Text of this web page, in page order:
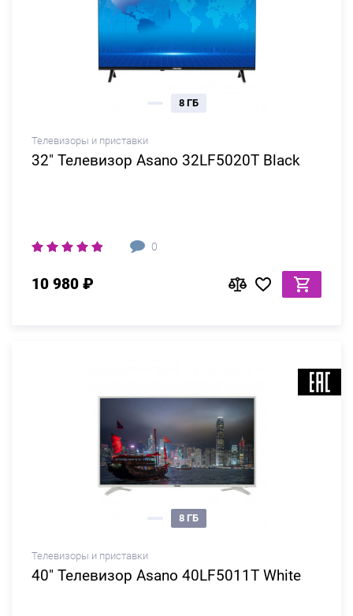
Телевизоры и приставки
32" Телевизор Asano 32LF5020T Black
0
8 ГБ
10 980 ₽
Телевизоры и приставки
40" Телевизор Asano 40LF5011T White
8 ГБ